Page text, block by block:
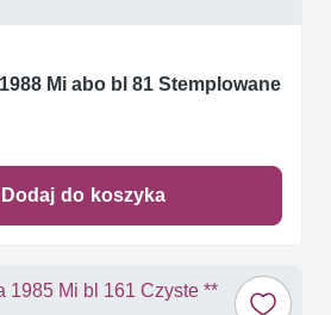
Mi abo bl 81 Stemplowane
Dodaj do koszyka